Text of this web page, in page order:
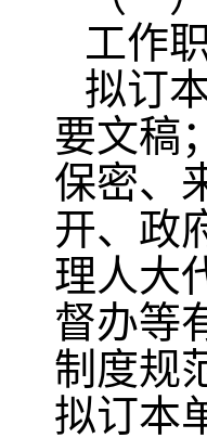
工作
拟订
要文稿
保密、
开、政
理人大
督办等
制度规
拟订本